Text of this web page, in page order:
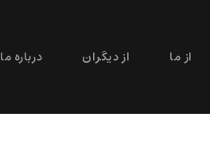
از ما از دیگران درباره ما